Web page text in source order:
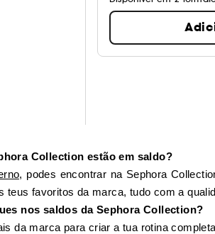
Collection estão em saldo?
, podes encontrar na Sephora
teus favoritos da marca, tudo com a
nos saldos da Sephora Collection?
da marca para criar a tua rotina